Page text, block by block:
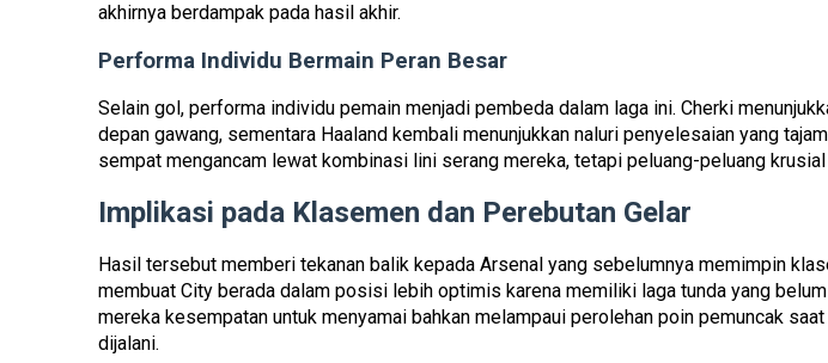
akhirnya berdampak pada hasil akhir.
Performa Individu Bermain Peran Besar
Selain gol, performa individu pemain menjadi pembeda dalam laga ini. Cherki
depan gawang, sementara Haaland kembali menunjukkan naluri penyelesaian yang
sempat mengancam lewat kombinasi lini serang mereka, tetapi peluang-peluang
Implikasi pada Klasemen dan Perebutan Gelar
Hasil tersebut memberi tekanan balik kepada Arsenal yang sebelumnya memimpin
membuat City berada dalam posisi lebih optimis karena memiliki laga tunda yang
mereka kesempatan untuk menyamai bahkan melampaui perolehan poin pemuncak
dijalani.